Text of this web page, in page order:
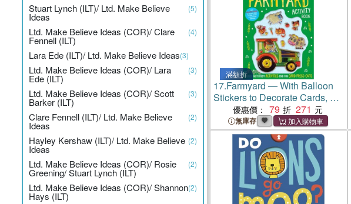
Stuart Lynch (ILT)/ Ltd. Make Believe
Ideas
(5)
Ltd. Make Believe Ideas (COR)/ Clare
Fennell (ILT)
(4)
Lara Ede (ILT)/ Ltd. Make Believe Ideas(3)
Ltd. Make Believe Ideas (COR)/ Lara
Ede (ILT)
(3)
Ltd. Make Believe Ideas (COR)/ Scott
Barker (ILT)
(3)
Clare Fennell (ILT)/ Ltd. Make Believe
Ideas
(2)
Hayley Kershaw (ILT)/ Ltd. Make Believe
Ideas
(2)
Ltd. Make Believe Ideas (COR)/ Rosie
Greening/ Stuart Lynch (ILT)
(2)
Ltd. Make Believe Ideas (COR)/ Shannon
Hays (ILT)
(2)
滿額折
17.Farmyard ― With Balloon
Stickers to Decorate Cards, 3-d
Farm Models, a Cool Poster,
and More!
優惠價： 79 271
無庫存